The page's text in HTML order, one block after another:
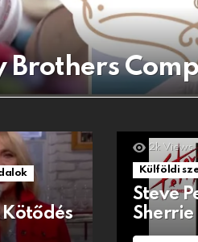
Brothers
2k Views
Külföldi
Steve
Sherrie